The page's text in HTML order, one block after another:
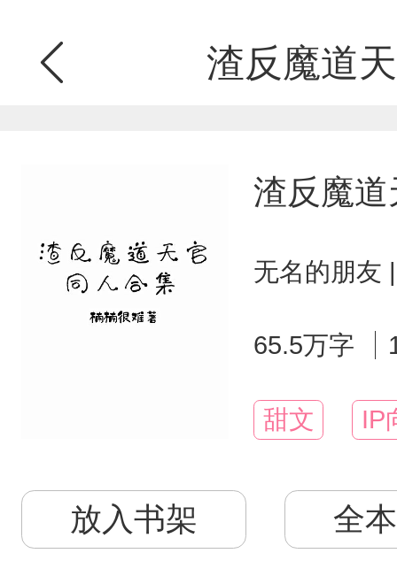
渣反魔道
渣反魔
无名的朋友
65.5万字
甜文 IP
放入书架 全